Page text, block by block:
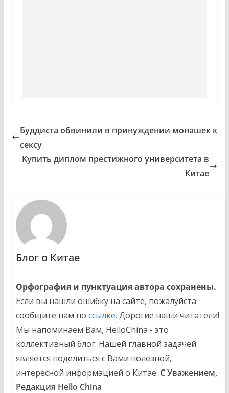
Буддиста обвинили в принуждении монашек к
сексу
Купить диплом престижного университета в
Китае
Блог о Китае
Орфография и пунктуация автора сохранены.
Если вы нашли ошибку на сайте, пожалуйста
сообщите нам по ссылке. Дорогие наши читатели!
Мы напоминаем Вам, HelloChina - это
коллективный блог. Нашей главной задачей
является поделиться с Вами полезной,
интересной информацией о Китае. С Уважением,
Редакция Hello China